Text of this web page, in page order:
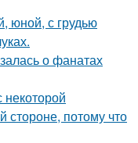
юной, с грудью
о фанатах
стороне, потому что